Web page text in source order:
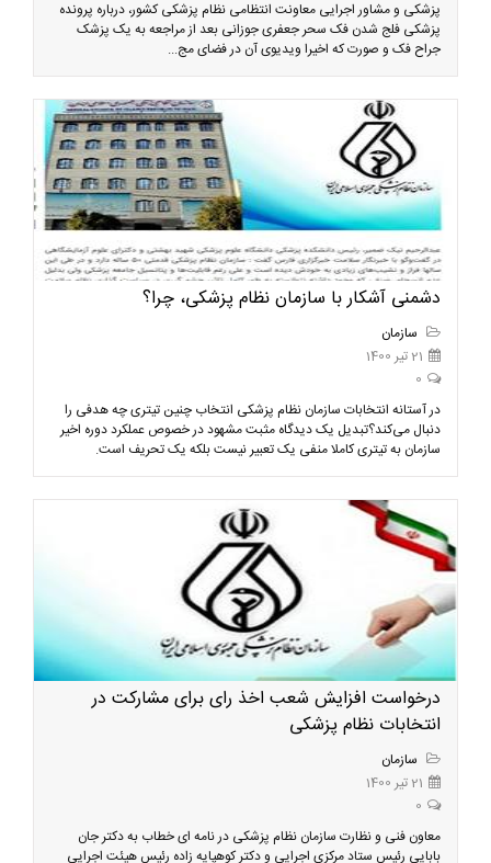
پزشکی و مشاور اجرایی معاونت انتظامی نظام پزشکی کشور، درباره پرونده
پزشکی فلج شدن فک سحر جعفری جوزانی بعد از مراجعه به یک پزشک
جراح فک و صورت که اخیرا ویدیوی آن در فضای مج...
دشمنی آشکار با سازمان نظام پزشکی، چرا؟
سازمان
21 تیر 1400
0
در آستانه انتخابات سازمان نظام پزشکی انتخاب چنین تیتری چه هدفی را
دنبال می‌کند؟تبدیل یک دیدگاه مثبت مشهود در خصوص عملکرد دوره اخیر
سازمان به تیتری کاملا منفی یک تعبیر نیست بلکه یک تحریف است.
درخواست افزایش شعب اخذ رای برای مشارکت در
انتخابات نظام پزشکی
سازمان
21 تیر 1400
0
معاون فنی و نظارت سازمان نظام پزشکی در نامه ای خطاب به دکتر جان
بابایی رئیس ستاد مرکزی اجرایی و دکتر کوهپایه زاده رئیس هیئت اجرایی